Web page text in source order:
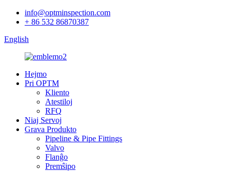
info@optminspection.com
+ 86 532 86870387
English
Hejmo
Pri OPTM
Kliento
Atestiloj
RFQ
Niaj Servoj
Grava Produkto
Pipeline & Pipe Fittings
Valvo
Flanĝo
Premŝipo